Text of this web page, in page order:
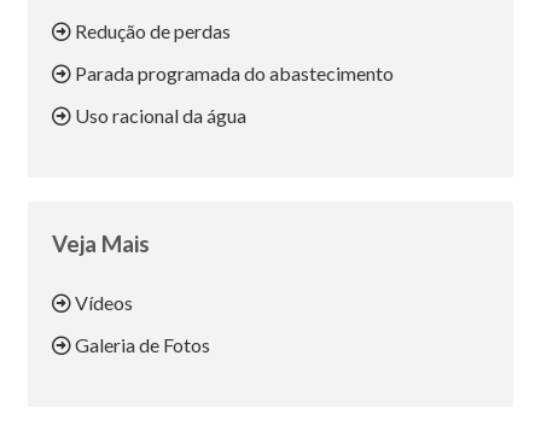
Redução de perdas
Parada programada do abastecimento
Uso racional da água
Veja Mais
Vídeos
Galeria de Fotos